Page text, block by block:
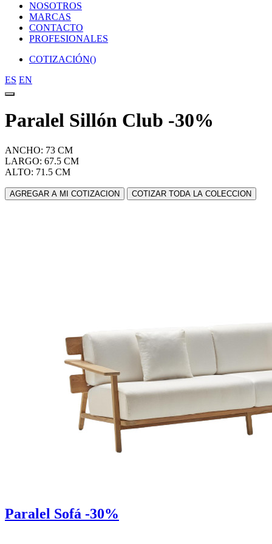
NOSOTROS
MARCAS
CONTACTO
PROFESIONALES
COTIZACIÓN()
ES EN
Paralel Sillón Club -30%
ANCHO: 73 CM
LARGO: 67.5 CM
ALTO: 71.5 CM
AGREGAR A MI COTIZACION COTIZAR TODA LA COLECCION
Paralel Sofá -30%